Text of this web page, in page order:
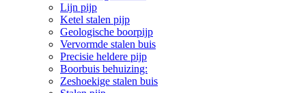
Lijn pijp
Ketel stalen pijp
Geologische boorpijp
Vervormde stalen buis
Precisie heldere pijp
Boorbuis behuizing:
Zeshoekige stalen buis